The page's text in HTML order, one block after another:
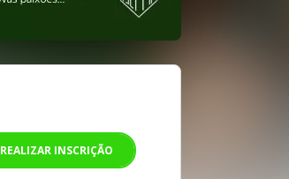
REALIZAR INSCRIÇÃO